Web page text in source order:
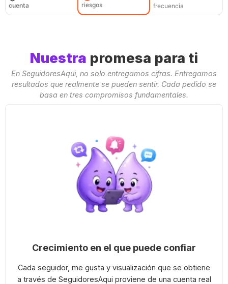
cuenta
riesgos
frecuencia
Nuestra promesa para ti
En SeguidoresAqui, no solo entregamos cifras. Entregamos
resultados que realmente se pueden sentir. Cada pedido se
basa en tres compromisos fundamentales.
Crecimiento en el que puede confiar
Cada seguidor, me gusta y visualización que se obtiene
a través de SeguidoresAqui proviene de una cuenta real